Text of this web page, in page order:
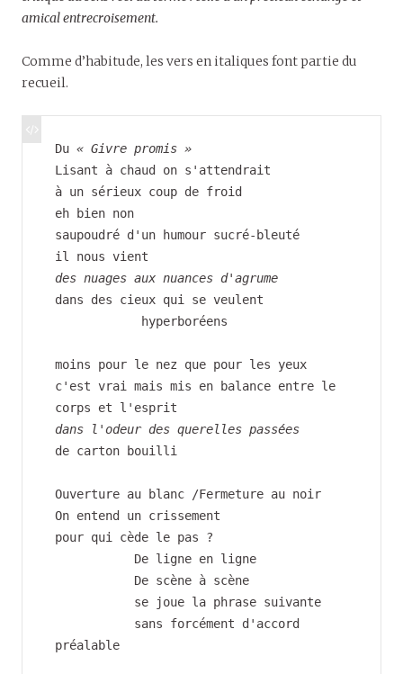
amical entrecroisement.
Comme d’habitude, les vers en italiques font partie du
recueil.
Du « Givre promis »
Lisant à chaud on s'attendrait
à un sérieux coup de froid
eh bien non
saupoudré d'un humour sucré-bleuté
il nous vient
des nuages aux nuances d'agrume
dans des cieux qui se veulent
            hyperboréens
moins pour le nez que pour les yeux
c'est vrai mais mis en balance entre le
corps et l'esprit
dans l'odeur des querelles passées
de carton bouilli
Ouverture au blanc /Fermeture au noir
On entend un crissement
pour qui cède le pas ?
           De ligne en ligne
           De scène à scène
           se joue la phrase suivante
préalable